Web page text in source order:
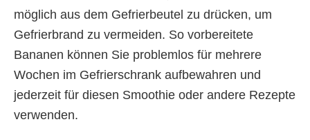
möglich aus dem Gefrierbeutel zu drücken, um
Gefrierbrand zu vermeiden. So vorbereitete
Bananen können Sie problemlos für mehrere
Wochen im Gefrierschrank aufbewahren und
jederzeit für diesen Smoothie oder andere Rezepte
verwenden.